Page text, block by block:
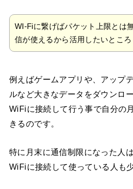
WI-Fiに繋げばパケット上限とは
信が使えるから活用したいところ
例えばゲームアプリや、アップ
ルなど大きなデータをダウンロ
WiFiに接続して行う事で自分の
きるのです。
特に月末に通信制限になった人
WiFiに接続して使っている人も